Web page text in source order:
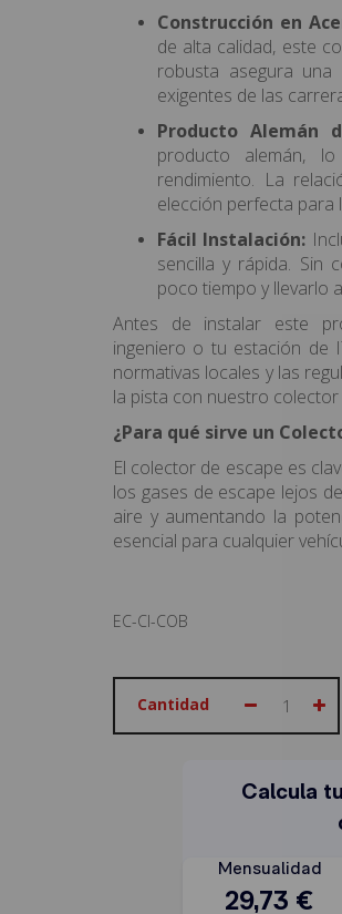
Construcción en
de alta calidad, este
robusta asegura
exigentes de las
Producto Alemán
producto alemán,
rendimiento. La
elección perfecta para
Fácil Instalación:
sencilla y rápida. Sin
poco tiempo y llevarlo
Antes de instalar este
ingeniero o tu estación de
normativas locales y las
la pista con nuestro
¿Para qué sirve un
El colector de escape es
los gases de escape lejos
aire y aumentando la
esencial para cualquier
EC-CI-COB
Cantidad